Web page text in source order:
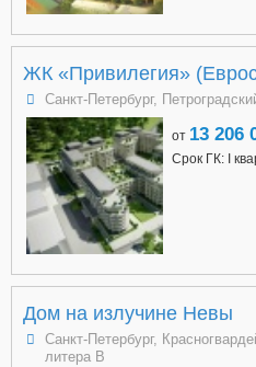
ЖК «Привилегия»
Санкт-Петербург,
от 13 206
Срок ГК: I
Дом на излучине Невы
Санкт-Петербург,
литера В